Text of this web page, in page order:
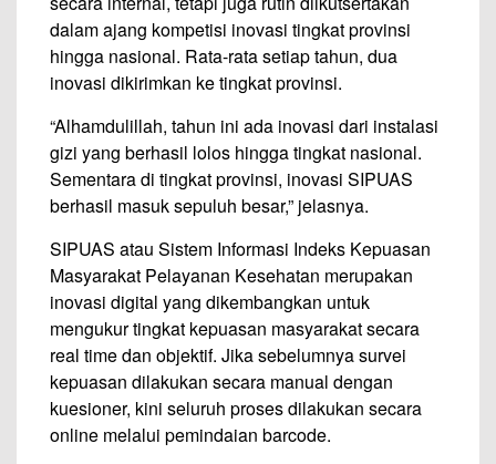
dalam ajang kompetisi inovasi tingkat provinsi
hingga nasional. Rata-rata setiap tahun, dua
inovasi dikirimkan ke tingkat provinsi.
“Alhamdulillah, tahun ini ada inovasi dari instalasi
gizi yang berhasil lolos hingga tingkat nasional.
Sementara di tingkat provinsi, inovasi SIPUAS
berhasil masuk sepuluh besar,” jelasnya.
SIPUAS atau Sistem Informasi Indeks Kepuasan
Masyarakat Pelayanan Kesehatan merupakan
inovasi digital yang dikembangkan untuk
mengukur tingkat kepuasan masyarakat secara
real time dan objektif. Jika sebelumnya survei
kepuasan dilakukan secara manual dengan
kuesioner, kini seluruh proses dilakukan secara
online melalui pemindaian barcode.